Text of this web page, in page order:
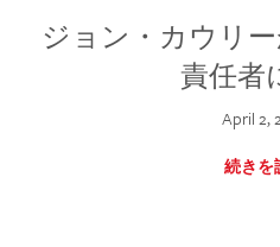
ジョン・カウリ
責任者
April 2,
続きを